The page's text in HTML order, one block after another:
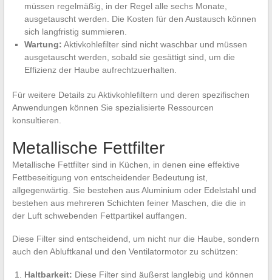
müssen regelmäßig, in der Regel alle sechs Monate,
ausgetauscht werden. Die Kosten für den Austausch können
sich langfristig summieren.
Wartung: Aktivkohlefilter sind nicht waschbar und müssen
ausgetauscht werden, sobald sie gesättigt sind, um die
Effizienz der Haube aufrechtzuerhalten.
Für weitere Details zu Aktivkohlefiltern und deren spezifischen
Anwendungen können Sie spezialisierte Ressourcen
konsultieren.
Metallische Fettfilter
Metallische Fettfilter sind in Küchen, in denen eine effektive
Fettbeseitigung von entscheidender Bedeutung ist,
allgegenwärtig. Sie bestehen aus Aluminium oder Edelstahl und
bestehen aus mehreren Schichten feiner Maschen, die die in
der Luft schwebenden Fettpartikel auffangen.
Diese Filter sind entscheidend, um nicht nur die Haube, sondern
auch den Abluftkanal und den Ventilatormotor zu schützen:
Haltbarkeit: Diese Filter sind äußerst langlebig und können